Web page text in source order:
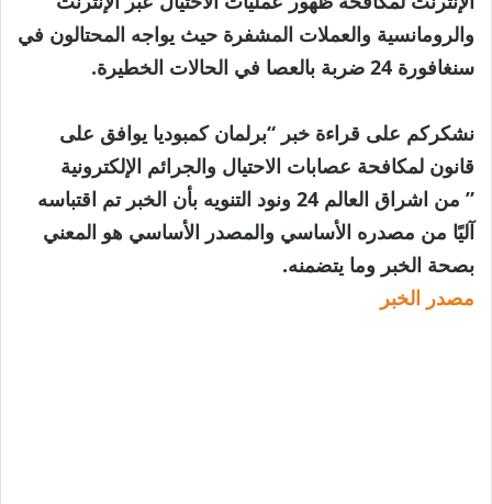
والرومانسية والعملات المشفرة حيث يواجه المحتالون في
سنغافورة 24 ضربة بالعصا في الحالات الخطيرة.
نشكركم على قراءة خبر “برلمان كمبوديا يوافق على
قانون لمكافحة عصابات الاحتيال والجرائم الإلكترونية
” من اشراق العالم 24 ونود التنويه بأن الخبر تم اقتباسه
آليًا من مصدره الأساسي والمصدر الأساسي هو المعني
بصحة الخبر وما يتضمنه.
مصدر الخبر